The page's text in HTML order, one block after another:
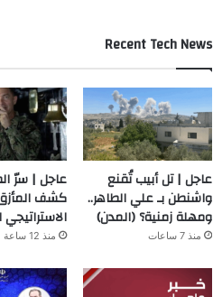
Recent Tech News
عاجل | تل أبيب تُقنع
واشنطن بـ علي الطاهر..
ومهلة زمنية؟ (المدن)
منذ 7 ساعات
عاجل | سرّ
كشف
منذ 12 ساعة